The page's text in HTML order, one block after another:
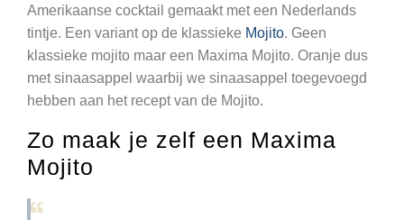
Amerikaanse cocktail gemaakt met een Nederlands
tintje. Een variant op de klassieke Mojito. Geen
klassieke mojito maar een Maxima Mojito. Oranje dus
met sinaasappel waarbij we sinaasappel toegevoegd
hebben aan het recept van de Mojito.
Zo maak je zelf een Maxima
Mojito